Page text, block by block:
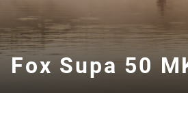
Fox Supa 50